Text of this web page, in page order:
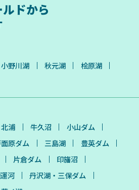
ドから
小野川湖 秋元湖
桧原湖
北浦 牛久沼
小山ダム
原ダム 三島湖
豊英ダム
片倉ダム
印旛沼
河
丹沢湖・三保ダム